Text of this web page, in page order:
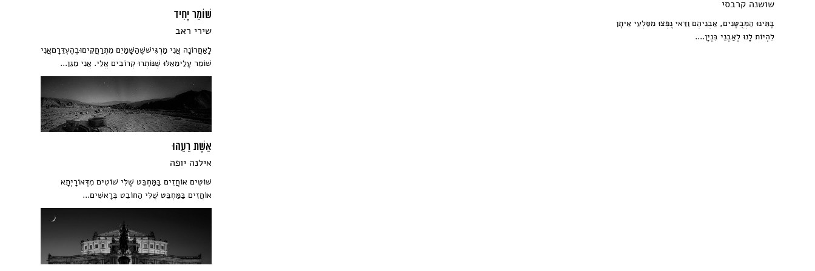
שׁוֹמֵר יָחִיד
שירי ראב
לָאַחֲרוֹנָה אֲנִי מַרְגִּישׁשֶׁהַשָּׁמַיִם מִתְרַחֲקִיםוּבְהֶעְדֵּרָםאֲנִי
שׁוֹמֵר עָלַימֵאֵלּוּ שֶׁנּוֹתְרוּ קְרוֹבִים אֱלֵי. אֲנִי מֵגֵן...
אֵשֶׁת רֵעֵהוּ
אילנה יופה
שׁוֹטִים אוֹחֲזִים בַּמַּחְבֵּט שֶׁלִּי שׁוֹטִים מִדְּאוֹרָיְתָא
אוֹחֲזִים בַּמַּחְבֵּט שֶׁלִּי הַחוֹבֵט בְּרָאשִׁים...
שושנה קרבסי
בָּתֵּינוּ הַמְּבֻטָּנִים, אַבְנֵיהֶם וַדַּאי נֻפְּצוּ מִסַּלְעֵי אֵיתָן
לִהְיוֹת לָנוּ לְאַבְנֵי בִּנְיָן....